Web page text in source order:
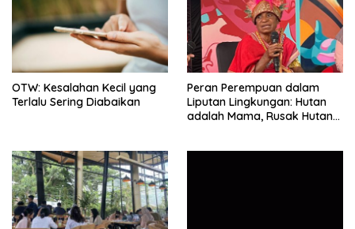
OTW: Kesalahan Kecil yang
Terlalu Sering Diabaikan
Peran Perempuan dalam
Liputan Lingkungan: Hutan
adalah Mama, Rusak Hutan